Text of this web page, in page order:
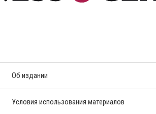
Об издании
Условия использования материалов